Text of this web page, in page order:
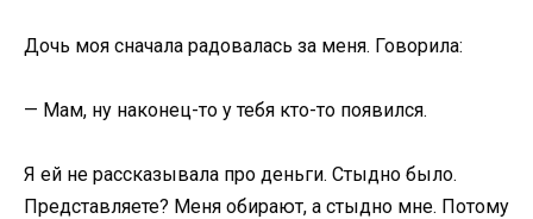
Дочь моя сначала радовалась за меня. Говорила:
— Мам, ну наконец-то у тебя кто-то появился.
Я ей не рассказывала про деньги. Стыдно было.
Представляете? Меня обирают, а стыдно мне. Потому